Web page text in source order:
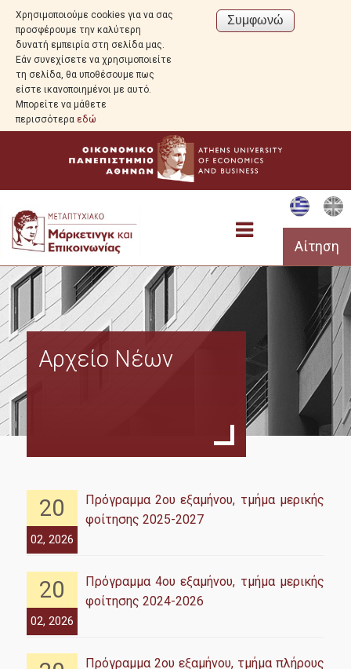
Χρησιμοποιούμε cookies για να σας
προσφέρουμε την καλύτερη
δυνατή εμπειρία στη σελίδα μας.
Εάν συνεχίσετε να χρησιμοποιείτε
τη σελίδα, θα υποθέσουμε πως
είστε ικανοποιημένοι με αυτό.
Μπορείτε να μάθετε
περισσότερα εδώ
Αίτηση
Σπουδές
Μερικής Φοίτησης
Κανονισμός Σπουδών από ακαδ.έτος 2024-2025
Κανονισμός Σπουδών έως και ακαδ.έτος 2023-2024
Οδηγός διπλωματικής εργασίας
Κωδικας Δεοντολογίας & Καλής Πρακτικής ΟΠΑ
Αρχείο Νέων
20
02, 2026
Πρόγραμμα 2ου εξαμήνου, τμήμα μερικής
φοίτησης 2025-2027
20
02, 2026
Πρόγραμμα 4ου εξαμήνου, τμήμα μερικής
φοίτησης 2024-2026
Πρόγραμμα 2ου εξαμήνου, τμήμα πλήρους